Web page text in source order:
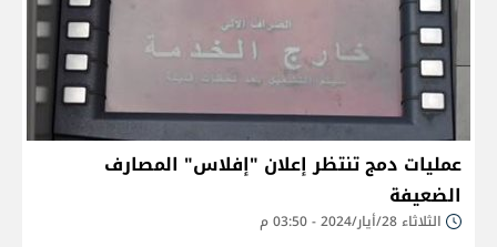
عمليات دمج تنتظر إعلان "إفلاس" المصارف
الضعيفة
الثلاثاء 28/أيار/2024 - 03:50 م